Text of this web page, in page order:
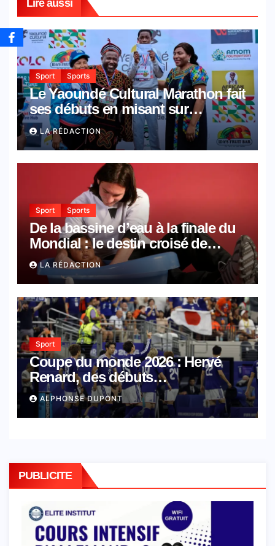
Lire aussi
Sport Sports
Le Yaoundé Cultural Marathon fait
ses débuts en misant sur
l’inclusion et la diversité culturelle
LA RÉDACTION
Sport Sports
De la bassine d’eau à la finale du
Mondial : le destin croisé de
Messi et Yamal
LA RÉDACTION
Sport
Coupe du monde 2026 : Hervé
Renard, des débuts
cauchemardesques sur le banc
tunisien
ALPHONSE DUPONT
PUBLICITE